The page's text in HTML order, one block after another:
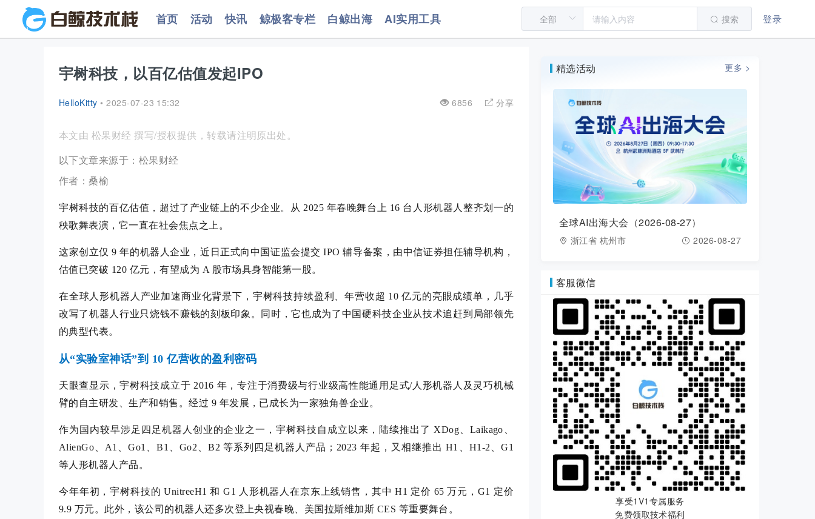
首页 活动 快讯 鲸极客专栏 白鲸出海 AI实用工具 搜索 登录
宇树科技，以百亿估值发起IPO
HelloKitty • 2025-07-23 15:32 分享
6856
本文由 松果财经 撰写/授权提供，转载请注明原出处。
以下文章来源于：松果财经
作者：桑榆
宇树科技的百亿估值，超过了产业链上的不少企业。从 2025 年春晚舞台上 16 台人形机器人整齐划一的
秧歌舞表演，它一直在社会焦点之上。
这家创立仅 9 年的机器人企业，近日正式向中国证监会提交 IPO 辅导备案，由中信证券担任辅导机构，
估值已突破 120 亿元，有望成为 A 股市场具身智能第一股。
在全球人形机器人产业加速商业化背景下，宇树科技持续盈利、年营收超 10 亿元的亮眼成绩单，几乎
改写了机器人行业只烧钱不赚钱的刻板印象。同时，它也成为了中国硬科技企业从技术追赶到局部领先
的典型代表。
从“实验室神话”到 10 亿营收的盈利密码
天眼查显示，宇树科技成立于 2016 年，专注于消费级与行业级高性能通用足式/人形机器人及灵巧机械
臂的自主研发、生产和销售。经过 9 年发展，已成长为一家独角兽企业。
作为国内较早涉足四足机器人创业的企业之一，宇树科技自成立以来，陆续推出了 XDog、Laikago、
AlienGo、A1、Go1、B1、Go2、B2 等系列四足机器人产品；2023 年起，又相继推出 H1、H1-2、G1
等人形机器人产品。
今年年初，宇树科技的 UnitreeH1 和 G1 人形机器人在京东上线销售，其中 H1 定价 65 万元，G1 定价
9.9 万元。此外，该公司的机器人还多次登上央视春晚、美国拉斯维加斯 CES 等重要舞台。
精选活动 更多 >
全球AI出海大会（2026-08-27）
浙江省 杭州市 2026-08-27
客服微信
享受1V1专属服务
免费领取技术福利